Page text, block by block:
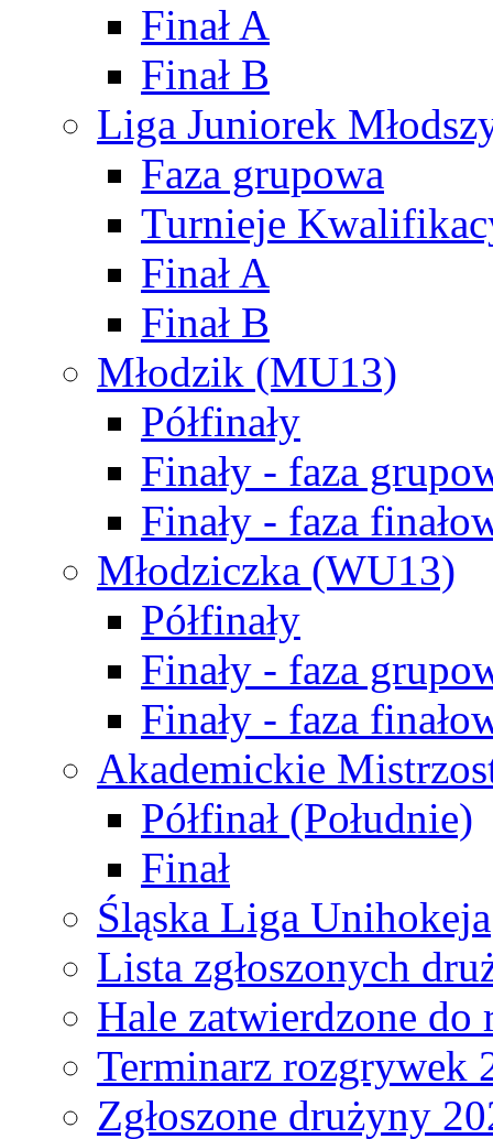
Finał A
Finał B
Liga Juniorek
Faza grupowa
Turnieje
Finał A
Finał B
Młodzik (MU13)
Półfinały
Finały - faza
Finały - faza
Młodziczka (WU13)
Półfinały
Finały - faza
Finały - faza
Akademickie
Półfinał (Południe)
Finał
Śląska Liga Unihokeja
Lista zgłoszonych
Hale zatwierdzone do
Terminarz rozgrywek
Zgłoszone drużyny